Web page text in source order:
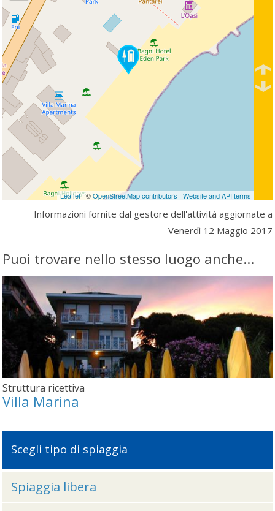
Leaflet| ©OpenStreetMap contributors | Website and API terms
Informazioni fornite dal gestore dell'attività aggiornate a
Venerdì 12 Maggio 2017
Puoi trovare nello stesso luogo anche...
Struttura ricettiva
Villa Marina
Scegli tipo di spiaggia
Spiaggia libera